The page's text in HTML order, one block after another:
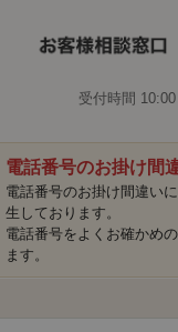
受付時間
電話番号のお掛け間
電話番号のお掛け間違い
生しております。
電話番号をよくお確かめ
ます。